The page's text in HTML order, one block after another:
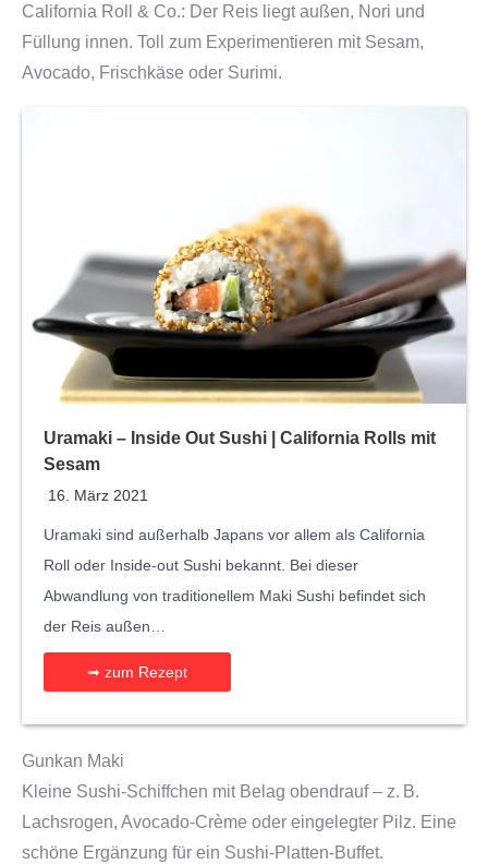
California Roll & Co.: Der Reis liegt außen, Nori und
Füllung innen. Toll zum Experimentieren mit Sesam,
Avocado, Frischkäse oder Surimi.
Uramaki – Inside Out Sushi | California Rolls mit
Sesam
16. März 2021
Uramaki sind außerhalb Japans vor allem als California
Roll oder Inside-out Sushi bekannt. Bei dieser
Abwandlung von traditionellem Maki Sushi befindet sich
der Reis außen…
➟ zum Rezept
Gunkan Maki
Kleine Sushi-Schiffchen mit Belag obendrauf – z. B.
Lachsrogen, Avocado-Crème oder eingelegter Pilz. Eine
schöne Ergänzung für ein Sushi-Platten-Buffet.